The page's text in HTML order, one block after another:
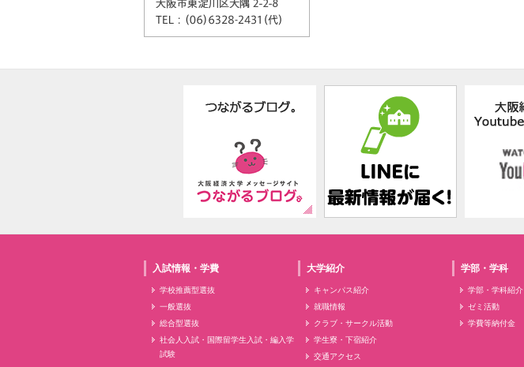
入試情報・学費
学校推薦型選抜
一般選抜
総合型選抜
社会人入試・国際留学生入試・編入学
試験
大学紹介
キャンパス紹介
就職情報
クラブ・サークル活動
学生寮・下宿紹介
交通アクセス
学部・学科
学部・学科紹介
ゼミ活動
学費等納付金